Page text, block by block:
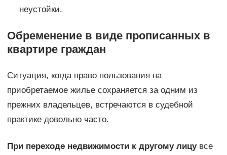
неустойки.
Обременение в виде прописанных в
квартире граждан
Ситуация, когда право пользования на
приобретаемое жилье сохраняется за одним из
прежних владельцев, встречаются в судебной
практике довольно часто.
При переходе недвижимости к другому лицувсе